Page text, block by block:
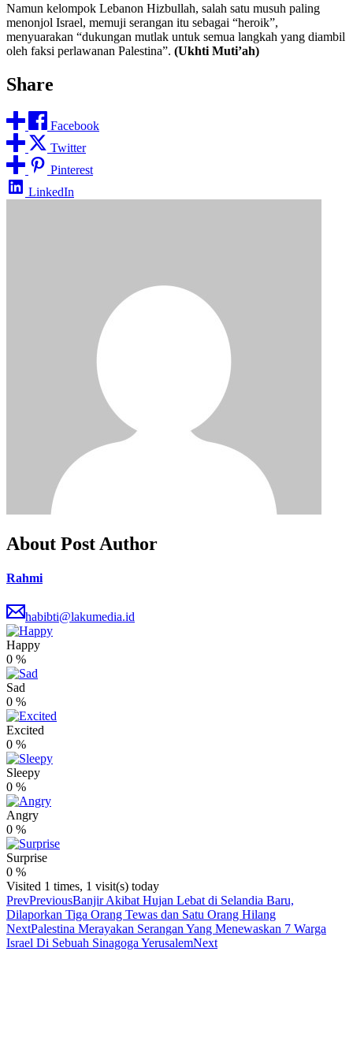
Namun kelompok Lebanon Hizbullah, salah satu musuh paling
menonjol Israel, memuji serangan itu sebagai “heroik”,
menyuarakan “dukungan mutlak untuk semua langkah yang diambil
oleh faksi perlawanan Palestina”. (Ukhti Muti’ah)
Share
Facebook
Twitter
Pinterest
LinkedIn
About Post Author
Rahmi
habibti@lakumedia.id
Happy
0 %
Sad
0 %
Excited
0 %
Sleepy
0 %
Angry
0 %
Surprise
0 %
Visited 1 times, 1 visit(s) today
PrevPreviousBanjir Akibat Hujan Lebat di Selandia Baru,
Dilaporkan Tiga Orang Tewas dan Satu Orang Hilang
NextPalestina Merayakan Serangan Yang Menewaskan 7 Warga
Israel Di Sebuah Sinagoga YerusalemNext